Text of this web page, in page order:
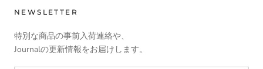
NEWSLETTER
特別な商品の事前入荷連絡や、
Journalの更新情報をお届けします。